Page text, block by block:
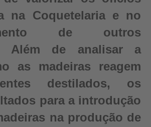
na Coquetelaria e no
de outros
Além de analisar a
as madeiras reagem
destilados, os
para a introdução
na produção de